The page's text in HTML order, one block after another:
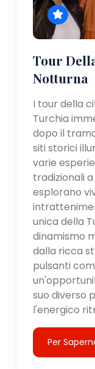
Tour
Notturna
I tour della
Turchia
dopo il
siti storici
varie
tradizionali
esplorano
unica della
dinamismo
dalla ricca
pulsanti
suo diverso
l'energico
Per